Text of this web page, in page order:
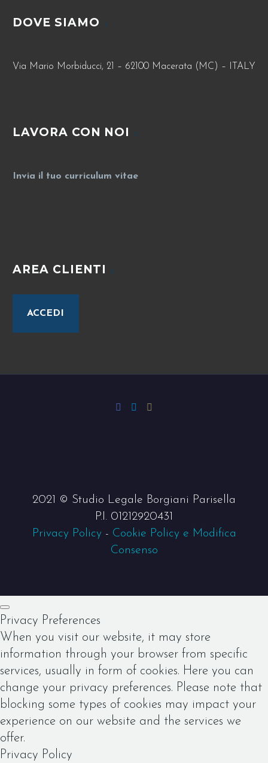
DOVE SIAMO
Via Mario Morbiducci, 21 – 62100 Macerata (MC) – ITALY
LAVORA CON NOI
Invia il tuo curriculum vitae
AREA CLIENTI
ACCEDI
2021 © Studio Legale Borgiani Parisella
P.I. 01212920431
Privacy Policy - Cookie Policy e Modifica
Consenso
Privacy Preferences
When you visit our website, it may store
information through your browser from specific
services, usually in form of cookies. Here you can
change your privacy preferences. Please note that
blocking some types of cookies may impact your
experience on our website and the services we
offer.
Privacy Policy